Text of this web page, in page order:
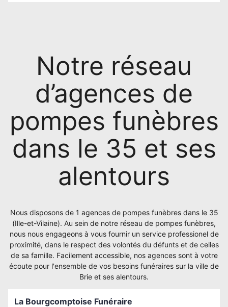
Notre réseau
d’agences de
pompes funèbres
dans le 35 et ses
alentours
Nous disposons de 1 agences de pompes funèbres dans le 35
(Ille-et-Vilaine). Au sein de notre réseau de pompes funèbres,
nous nous engageons à vous fournir un service professionel de
proximité, dans le respect des volontés du défunts et de celles
de sa famille. Facilement accessible, nos agences sont à votre
écoute pour l'ensemble de vos besoins funéraires sur la ville de
Brie et ses alentours.
La Bourgcomptoise Funéraire